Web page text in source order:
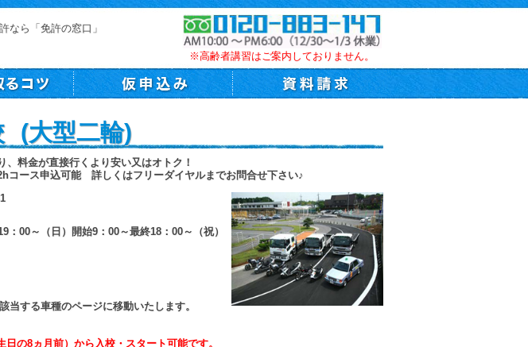
なら「免許の窓口」
※高齢者講習はご案内しておりません。
(大型二輪)
料金が直接行くより安い又はオトク！
コース申込可能 詳しくはフリーダイヤルまでお問合せ下さい♪
00～（日）開始9：00～最終18：00～（祝）
する車種のページに移動いたします。
日の8ヵ月前）から入校・スタート可能です。